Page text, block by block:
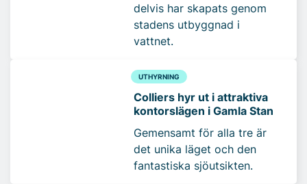
delvis har skapats genom
stadens utbyggnad i
vattnet.
UTHYRNING
Colliers hyr ut i attraktiva
kontorslägen i Gamla Stan
Gemensamt för alla tre är
det unika läget och den
fantastiska sjöutsikten.